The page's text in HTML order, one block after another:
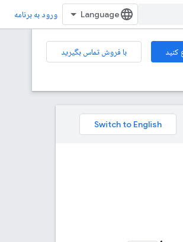
ورود به برنامه
با فروش تماس بگیرید